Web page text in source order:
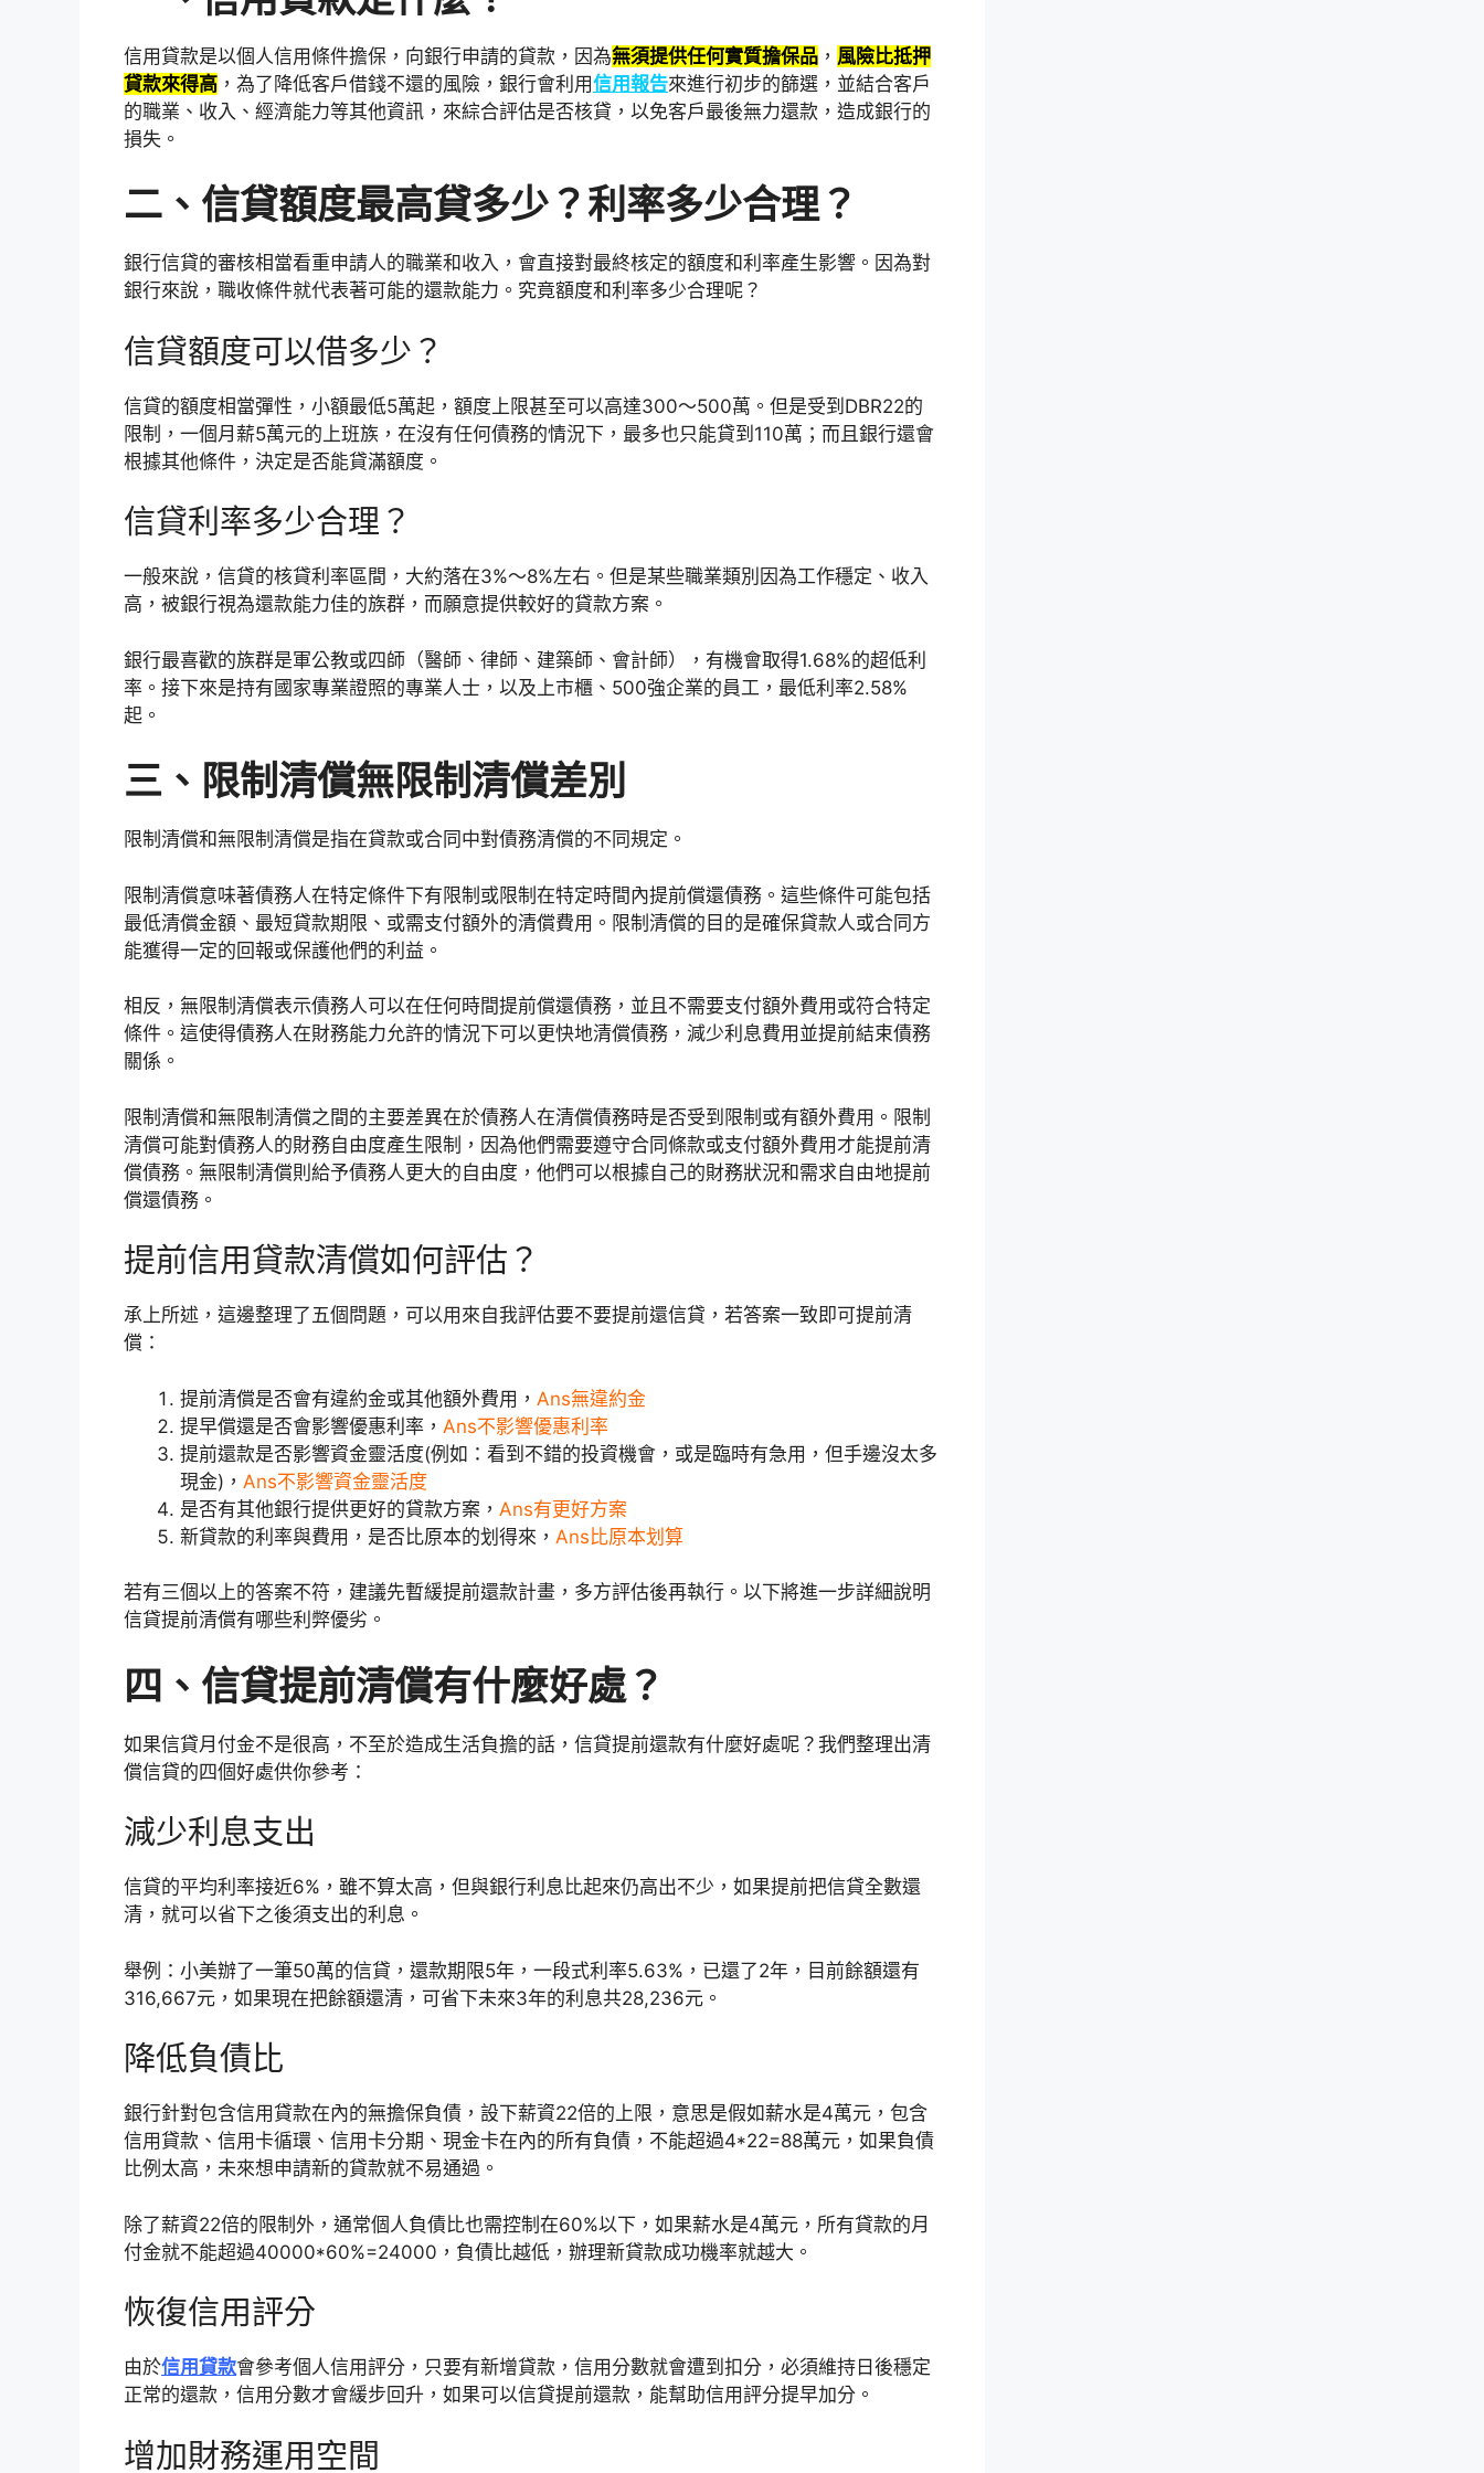
信用貸款是以個人信用條件擔保，向銀行申請的貸款，因為無須提供任何實質擔保品 ， 風險比抵押
貸款來得高 ，為了降低客戶借錢不還的風險，銀行會利用信用報告來進行初步的篩選，並結合客戶
的職業、收入、經濟能力等其他資訊，來綜合評估是否核貸，以免客戶最後無力還款，造成銀行的
損失。
二、信貸額度最高貸多少？利率多少合理？
銀行信貸的審核相當看重申請人的職業和收入，會直接對最終核定的額度和利率產生影響。因為對
銀行來說，職收條件就代表著可能的還款能力。究竟額度和利率多少合理呢？
信貸額度可以借多少？
信貸的額度相當彈性，小額最低5萬起，額度上限甚至可以高達300～500萬。但是受到DBR22的
限制，一個月薪5萬元的上班族，在沒有任何債務的情況下，最多也只能貸到110萬；而且銀行還會
根據其他條件，決定是否能貸滿額度。
信貸利率多少合理？
一般來說，信貸的核貸利率區間，大約落在3%～8%左右。但是某些職業類別因為工作穩定、收入
高，被銀行視為還款能力佳的族群，而願意提供較好的貸款方案。
銀行最喜歡的族群是軍公教或四師（醫師、律師、建築師、會計師），有機會取得1.68%的超低利
率。接下來是持有國家專業證照的專業人士，以及上市櫃、500強企業的員工，最低利率2.58%
起。
三、限制清償無限制清償差別
限制清償和無限制清償是指在貸款或合同中對債務清償的不同規定。
限制清償意味著債務人在特定條件下有限制或限制在特定時間內提前償還債務。這些條件可能包括
最低清償金額、最短貸款期限、或需支付額外的清償費用。限制清償的目的是確保貸款人或合同方
能獲得一定的回報或保護他們的利益。
相反，無限制清償表示債務人可以在任何時間提前償還債務，並且不需要支付額外費用或符合特定
條件。這使得債務人在財務能力允許的情況下可以更快地清償債務，減少利息費用並提前結束債務
關係。
限制清償和無限制清償之間的主要差異在於債務人在清償債務時是否受到限制或有額外費用。限制
清償可能對債務人的財務自由度產生限制，因為他們需要遵守合同條款或支付額外費用才能提前清
償債務。無限制清償則給予債務人更大的自由度，他們可以根據自己的財務狀況和需求自由地提前
償還債務。
提前信用貸款清償如何評估？
承上所述，這邊整理了五個問題，可以用來自我評估要不要提前還信貸，若答案一致即可提前清
償：
提前清償是否會有違約金或其他額外費用， Ans無違約金
提早償還是否會影響優惠利率， Ans不影響優惠利率
提前還款是否影響資金靈活度(例如：看到不錯的投資機會，或是臨時有急用，但手邊沒太多
現金)， Ans不影響資金靈活度
是否有其他銀行提供更好的貸款方案， Ans有更好方案
新貸款的利率與費用，是否比原本的划得來， Ans比原本划算
若有三個以上的答案不符，建議先暫緩提前還款計畫，多方評估後再執行。以下將進一步詳細說明
信貸提前清償有哪些利弊優劣。
四、信貸提前清償有什麼好處？
如果信貸月付金不是很高，不至於造成生活負擔的話，信貸提前還款有什麼好處呢？我們整理出清
償信貸的四個好處供你參考：
減少利息支出
信貸的平均利率接近6%，雖不算太高，但與銀行利息比起來仍高出不少，如果提前把信貸全數還
清，就可以省下之後須支出的利息。
舉例：小美辦了一筆50萬的信貸，還款期限5年，一段式利率5.63%，已還了2年，目前餘額還有
316,667元，如果現在把餘額還清，可省下未來3年的利息共28,236元。
降低負債比
銀行針對包含信用貸款在內的無擔保負債，設下薪資22倍的上限，意思是假如薪水是4萬元，包含
信用貸款、信用卡循環、信用卡分期、現金卡在內的所有負債，不能超過4*22=88萬元，如果負債
比例太高，未來想申請新的貸款就不易通過。
除了薪資22倍的限制外，通常個人負債比也需控制在60%以下，如果薪水是4萬元，所有貸款的月
付金就不能超過40000*60%=24000，負債比越低，辦理新貸款成功機率就越大。
恢復信用評分
由於信用貸款會參考個人信用評分，只要有新增貸款，信用分數就會遭到扣分，必須維持日後穩定
正常的還款，信用分數才會緩步回升，如果可以信貸提前還款，能幫助信用評分提早加分。
增加財務運用空間